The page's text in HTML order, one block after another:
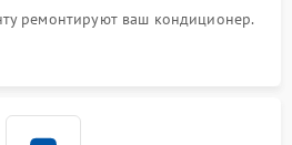
ремонтируют ваш кондиционер.